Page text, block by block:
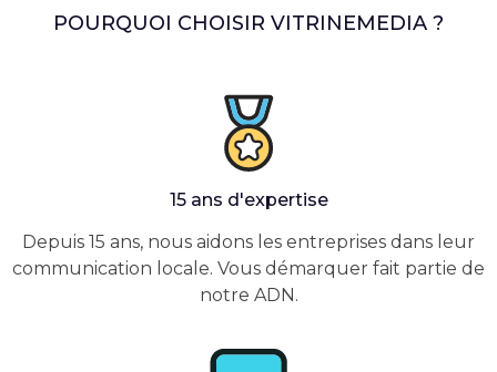
POURQUOI CHOISIR VITRINEMEDIA ?
15 ans d'expertise
Depuis 15 ans, nous aidons les entreprises dans leur
communication locale. Vous démarquer fait partie de
notre ADN.